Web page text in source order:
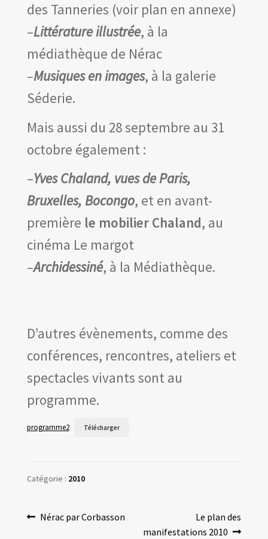
des Tanneries (voir plan en annexe)
–Littérature illustrée, à la
médiathèque de Nérac
–Musiques en images, à la galerie
Séderie.
Mais aussi du 28 septembre au 31
octobre également :
–Yves Chaland, vues de Paris,
Bruxelles, Bocongo, et en avant-
première le mobilier Chaland, au
cinéma Le margot
–Archidessiné, à la Médiathèque.
D’autres évènements, comme des
conférences, rencontres, ateliers et
spectacles vivants sont au
programme.
programme2 Télécharger
Catégorie : 2010
Navigation
Article
Nérac par Corbasson
Article
suivant :
Le plan des
manifestations 2010